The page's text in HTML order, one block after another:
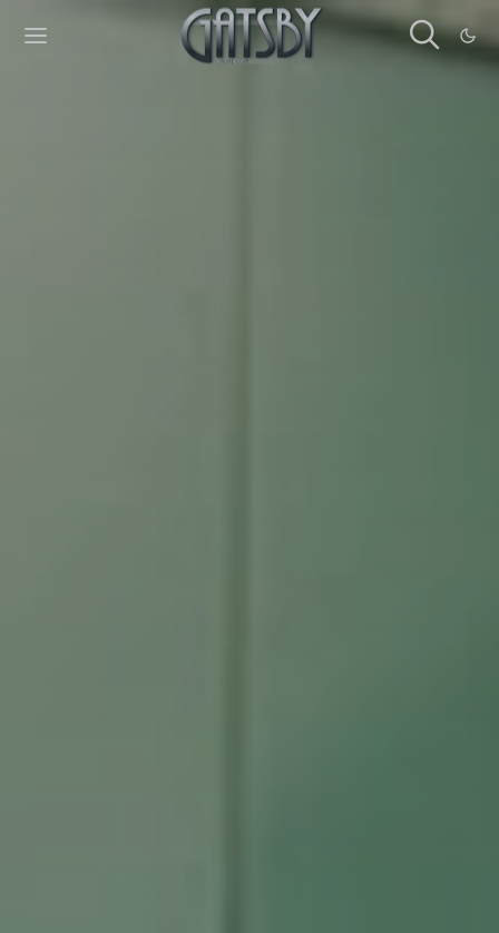
Cookies management panel